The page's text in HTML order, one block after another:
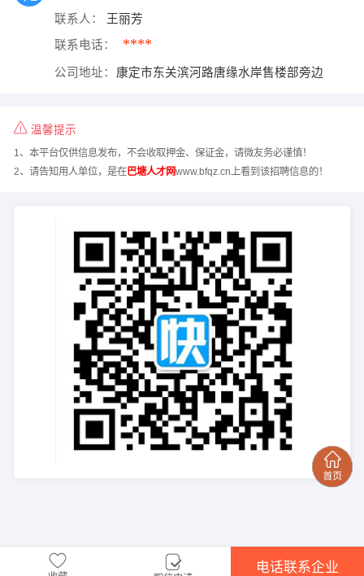
联系人： 王丽芳
联系电话： ****
公司地址： 康定市东关滨河路唐缘水岸售楼部旁边
温馨提示
1、本平台仅供信息发布，不会收取押金、保证金，请微友务必谨慎！
2、请告知用人单位，是在巴塘人才网www.bfqz.cn上看到该招聘信息的！
电话联系企业